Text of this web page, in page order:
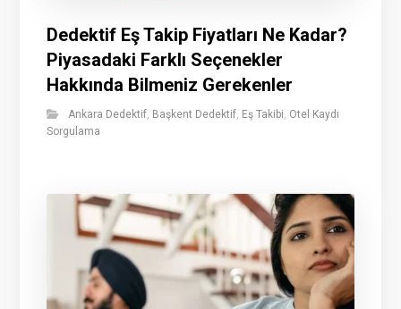
Dedektif Eş Takip Fiyatları Ne Kadar?
Piyasadaki Farklı Seçenekler
Hakkında Bilmeniz Gerekenler
Ankara Dedektif Başkent Dedektif Eş Takibi Otel Kaydı
Sorgulama